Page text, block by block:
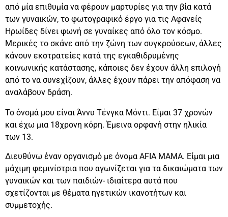
από μία επιθυμία να φέρουν μαρτυρίες για την βία κατά
των γυναικών, το φωτογραφικό έργο για τις Αφανείς
Ηρωίδες δίνει φωνή σε γυναίκες από όλο τον κόσμο.
Μερικές το σκάνε από την ζώνη των συγκρούσεων, άλλες
κάνουν εκστρατείες κατά της εγκαθιδρυμένης
κοινωνικής κατάστασης, κάποιες δεν έχουν άλλη επιλογή
από το να συνεχίζουν, άλλες έχουν πάρει την απόφαση να
αναλάβουν δράση.
Το όνομά μου είναι Άννυ Τένγκα Μόντι. Είμαι 37 χρονών
και έχω μια 18χρονη κόρη. Έμεινα ορφανή στην ηλικία
των 13.
Διευθύνω έναν οργανισμό με όνομα AFIA MAMA. Eίμαι μια
μάχιμη φεμινίστρια που αγωνίζεται για τα δικαιώματα των
γυναικών και των παιδιών- ιδιαίτερα αυτά που
σχετίζονται με θέματα ηγετικών ικανοτήτων και
συμμετοχής.